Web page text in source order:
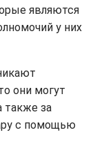
являются
у них
они могут
также за
с помощью